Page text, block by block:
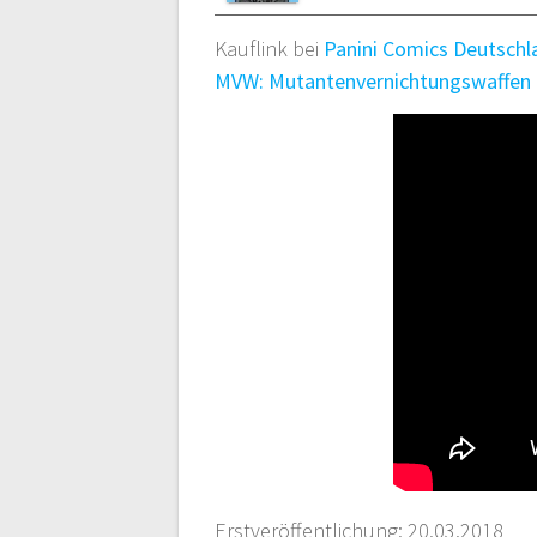
Kauflink bei Panini Comics
MVW: Mutantenvernichtungswaffen
Erstveröffentlichung: 20.03.2018